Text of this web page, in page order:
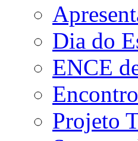
Dia do
ENCE
Projeto